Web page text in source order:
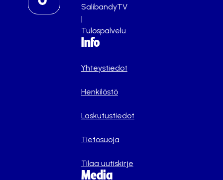
SalibandyTV
|
Tulospalvelu
Info
Yhteystiedot
Henkilöstö
Laskutustiedot
Tietosuoja
Tilaa uutiskirje
Media